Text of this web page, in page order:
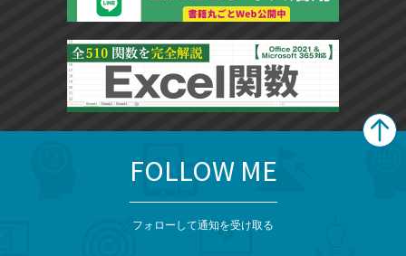
FOLLOW ME
フォローして通知を受け取る